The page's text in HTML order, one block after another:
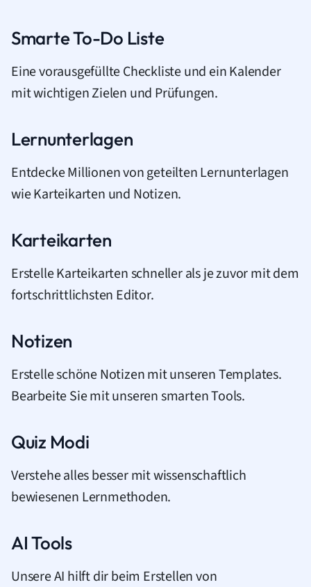
Smarte To-Do Liste
Eine vorausgefüllte Checkliste und ein Kalender
mit wichtigen Zielen und Prüfungen.
Lernunterlagen
Entdecke Millionen von geteilten Lernunterlagen
wie Karteikarten und Notizen.
Karteikarten
Erstelle Karteikarten schneller als je zuvor mit dem
fortschrittlichsten Editor.
Notizen
Erstelle schöne Notizen mit unseren Templates.
Bearbeite Sie mit unseren smarten Tools.
Quiz Modi
Verstehe alles besser mit wissenschaftlich
bewiesenen Lernmethoden.
AI Tools
Unsere AI hilft dir beim Erstellen von